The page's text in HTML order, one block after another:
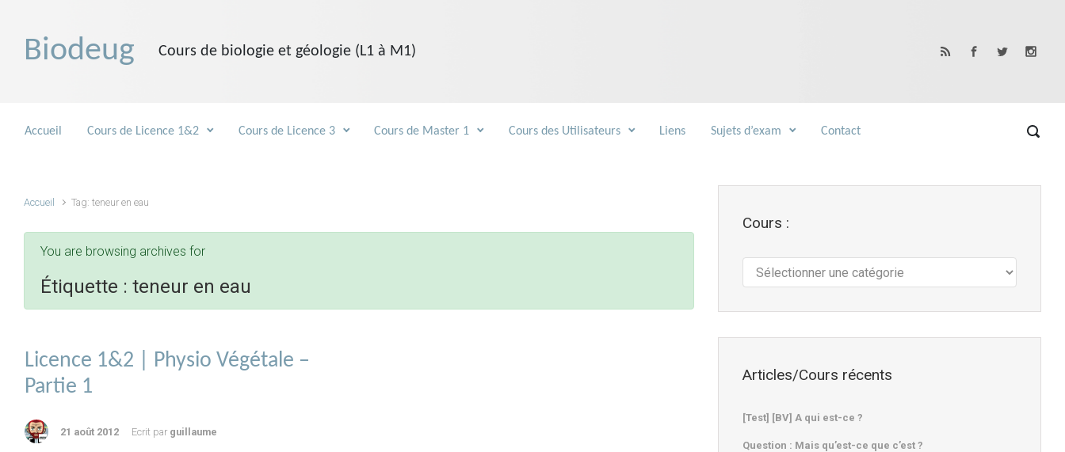
Biodeug Cours de biologie et géologie (L1 à M1)
Accueil Cours de Licence 1&2 Cours de Licence 3 Cours de Master 1 Cours des Utilisateurs Liens Sujets d’exam Contact
Accueil Tag: teneur en eau
You are browsing archives for
Étiquette : teneur en eau
Licence 1&2 | Physio Végétale –
Partie 1
21 août 2012 Ecrit par guillaume
Cours :
Articles/Cours récents
[Test] [BV] A qui est-ce ?
Question : Mais qu’est-ce que c’est ?